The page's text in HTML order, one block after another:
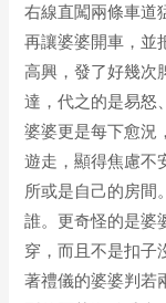
右線直闖兩條車道
再讓婆婆開車，並
高興，發了好幾次
達，代之的是易怒
婆婆更是每下愈況
遊走，顯得焦慮不
所或是自己的房間
誰。更奇怪的是婆
穿，而且不是扣子
著禮儀的婆婆判若